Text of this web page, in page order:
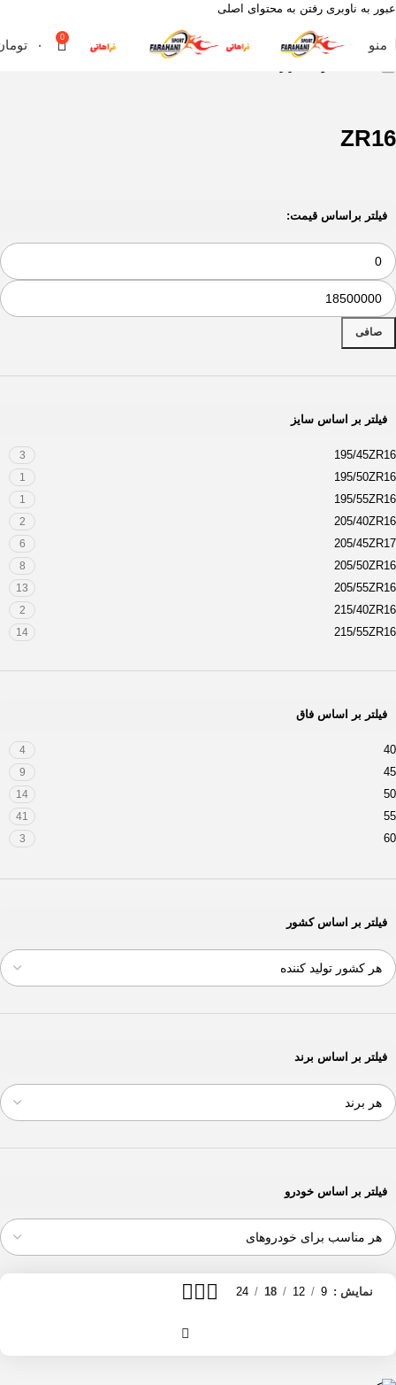
عبور به ناوبری رفتن به محتوای اصلی
منو 0 ۰
ZR16
فیلتر براساس قیمت:
صافی
فیلتر بر اساس سایز
195/45ZR16
3
195/50ZR16
1
195/55ZR16
1
205/40ZR16
2
205/45ZR17
6
205/50ZR16
8
205/55ZR16
13
215/40ZR16
2
215/55ZR16
14
225/60ZR16
235/60ZR16
1
فیلتر بر اساس فاق
40
4
45
9
50
14
55
41
60
3
فیلتر بر اساس کشور
فیلتر بر اساس برند
فیلتر بر اساس خودرو
نمایش 9
12
18
24